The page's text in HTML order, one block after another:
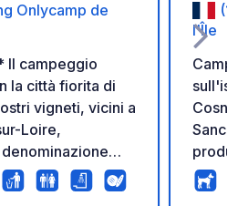
Onlycamp de
la città fiorita di
vigneti, vicini a
Loire,
vini
il Crottin de
l'Île
Camping
molto